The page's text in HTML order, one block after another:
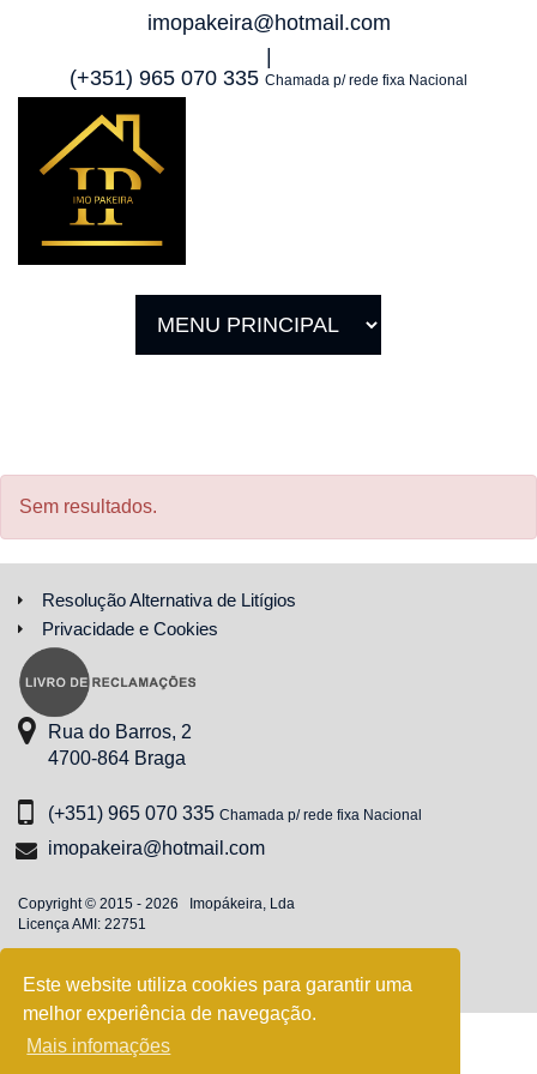
Este website utiliza cookies para garantir uma
melhor experiência de navegação.
Mais infomações
imopakeira@hotmail.com
(+351) 965 070 335 Chamada p/ rede fixa Nacional
Sem resultados.
Resolução Alternativa de Litígios
Privacidade e Cookies
Rua do Barros, 2
4700-864 Braga
(+351) 965 070 335 Chamada p/ rede fixa Nacional
imopakeira@hotmail.com
Copyright © 2015 - 2026 Imopákeira, Lda
Licença AMI: 22751